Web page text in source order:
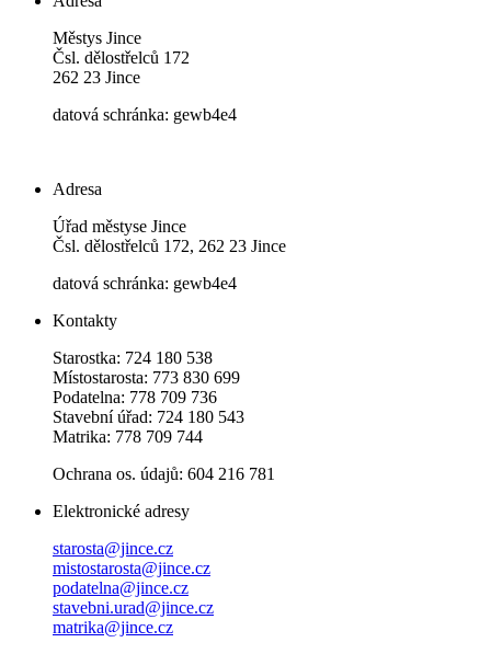
Městys Jince
Čsl. dělostřelců 172
262 23 Jince
datová schránka: gewb4e4
Adresa
Úřad městyse Jince
Čsl. dělostřelců 172, 262 23 Jince
datová schránka: gewb4e4
Kontakty
Starostka: 724 180 538
Místostarosta: 773 830 699
Podatelna: 778 709 736
Stavební úřad: 724 180 543
Matrika: 778 709 744
Ochrana os. údajů: 604 216 781
Elektronické adresy
starosta@jince.cz
mistostarosta@jince.cz
podatelna@jince.cz
stavebni.urad@jince.cz
matrika@jince.cz